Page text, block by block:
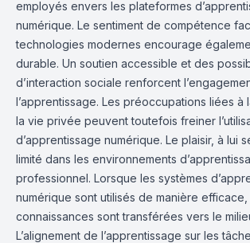
employés envers les plateformes
numérique. Le sentiment de compétence
technologies modernes encourage
durable. Un soutien accessible et des
d’interaction sociale renforcent
l’apprentissage. Les préoccupations liées à
la vie privée peuvent toutefois freiner
d’apprentissage numérique. Le plaisir, à lui
limité dans les environnements
professionnel. Lorsque les systèmes
numérique sont utilisés de manière efficace,
connaissances sont transférées vers le
L’alignement de l’apprentissage sur les